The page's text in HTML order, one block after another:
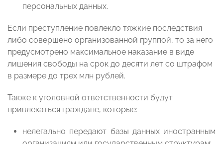
персональных данных.
Если преступление повлекло тяжкие последствия
либо совершено организованной группой, то за него
предусмотрено максимальное наказание в виде
лишения свободы на срок до десяти лет со штрафом
в размере до трех млн рублей.
Также к уголовной ответственности будут
привлекаться граждане, которые:
нелегально передают базы данных иностранным